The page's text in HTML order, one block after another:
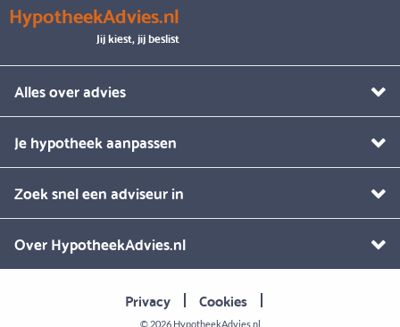
HypotheekAdvies.nl
Jij kiest, jij beslist
Alles over advies
Je hypotheek aanpassen
Zoek snel een adviseur in
Over HypotheekAdvies.nl
Privacy Cookies
© 2026 HypotheekAdvies.nl